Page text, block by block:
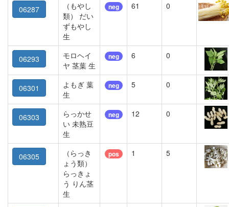
06287
（もやし
類） だい
ずもやし
生
neg 61 0
06293
モロヘイ
ヤ 茎葉 生
neg 6 0
06301
よもぎ 葉
生
neg 5 0
06303
らっかせ
い 未熟豆
生
neg 12 0
06305
（らっき
ょう類）
らっきょ
う りん茎
生
pos 1 5